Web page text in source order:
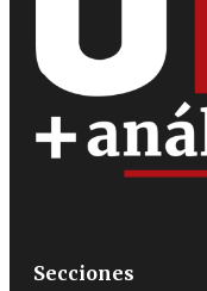
Secciones